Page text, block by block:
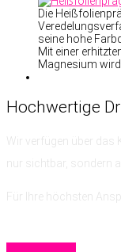
Die
seine hohe
Mit einer
Magnesium
Hochwertige
Wir verfügen über das
nur sichtbar, sondern
Für Ihre höchsten